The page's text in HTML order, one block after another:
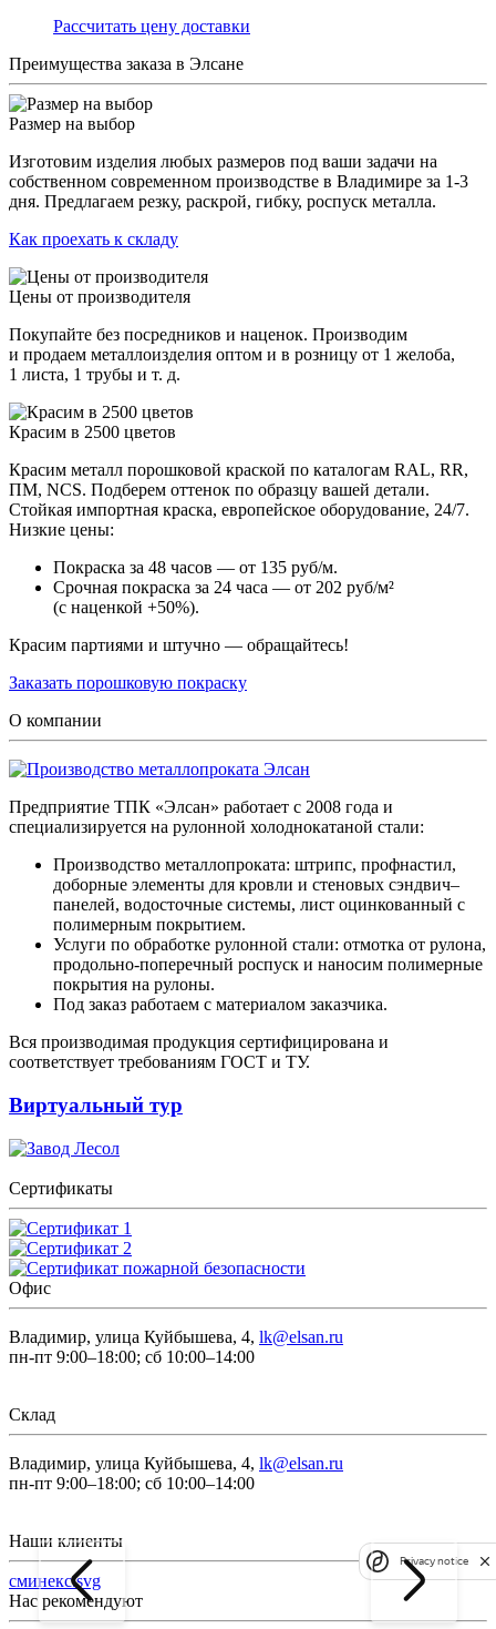
Раcсчитать цену доставки
Преимущества заказа в Элсане
Размер на выбор
Изготовим изделия любых размеров под ваши задачи на
собственном современном производстве в Владимире за 1-3
дня. Предлагаем резку, раскрой, гибку, роспуск металла.
Как проехать к складу
Цены от производителя
Покупайте без посредников и наценок. Производим
и продаем металлоизделия оптом и в розницу от 1 желоба,
1 листа, 1 трубы и т. д.
Красим в 2500 цветов
Красим металл порошковой краской по каталогам RAL, RR,
ПМ, NCS. Подберем оттенок по образцу вашей детали.
Стойкая импортная краска, европейское оборудование, 24/7.
Низкие цены:
Покраска за 48 часов — от 135 руб/м.
Срочная покраска за 24 часа — от 202 руб/м²
(с наценкой +50%).
Красим партиями и штучно — обращайтесь!
Заказать порошковую покраску
О компании
Предприятие ТПК «Элсан» работает с 2008 года и
специализируется на рулонной холоднокатаной стали:
Производство металлопроката: штрипс, профнастил,
доборные элементы для кровли и стеновых сэндвич–
панелей, водосточные системы, лист оцинкованный с
полимерным покрытием.
Услуги по обработке рулонной стали: отмотка от рулона,
продольно-поперечный роспуск и наносим полимерные
покрытия на рулоны.
Под заказ работаем с материалом заказчика.
Вся производимая продукция сертифицирована и
соответствует требованиям ГОСТ и ТУ.
Виртуальный тур
Сертификаты
Офис
Владимир, улица Куйбышева, 4, lk@elsan.ru
пн-пт 9:00–18:00; сб 10:00–14:00
Склад
Владимир, улица Куйбышева, 4, lk@elsan.ru
пн-пт 9:00–18:00; сб 10:00–14:00
Наши клиенты
сминекс.svg
Нас рекомендуют
Privacy notice